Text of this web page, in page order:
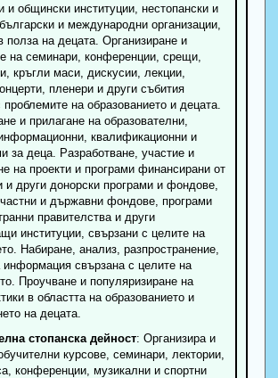
и общински институции, нестопански и
и международни организации,
полза на децата. Организиране и
на семинари, конференции, срещи,
кръгли маси, дискусии, лекции,
пленери и други събития
на образованието и децата.
и прилагане на образователни,
квалификационни и
за деца. Разработване, участие и
на проекти и програми финансирани от
и други донорски програми и фондове,
и държавни фондове, програми
правителства и други
институции, свързани с целите на
Набиране, анализ, разпространение,
свързана с целите на
Проучване и популяризиране на
в областта на образованието и
на децата.
стопанска дейност: Организира и
курсове, семинари, лектории,
конференции, музикални и спортни